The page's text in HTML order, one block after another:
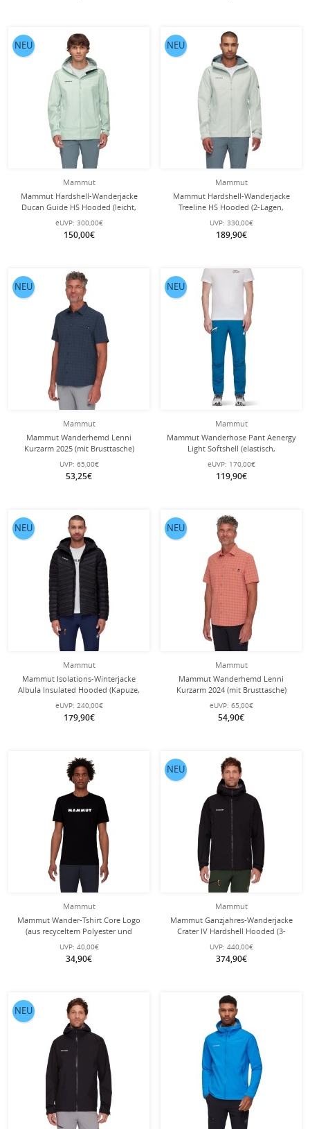
Mammut
Mammut Hardshell-Wanderjacke
Ducan Guide HS Hooded (leicht,
wasserdicht, 3-Lagen-Laminat) mint
Herren
eUVP: 300,00€
150,00€
NEU
Mammut
Mammut Hardshell-Wanderjacke
Treeline HS Hooded (2-Lagen,
wasserdicht, winddicht) silber/grau
Herren
UVP: 330,00€
189,90€
NEU
Mammut
Mammut Wanderhemd Lenni
Kurzarm 2025 (mit Brusttasche)
navyblau Herren
UVP: 65,00€
53,25€
NEU
Mammut
Mammut Wanderhose Pant Aenergy
Light Softshell (elastisch,
wasserabweisend) lang deepblau
Herren
eUVP: 170,00€
119,90€
NEU
Mammut
Mammut Isolations-Winterjacke
Albula Insulated Hooded (Kapuze,
sehr leicht, PFC-frei) schwarz Herren
eUVP: 240,00€
179,90€
NEU
Mammut
Mammut Wanderhemd Lenni
Kurzarm 2024 (mit Brusttasche)
ziegelsteinrot/schwarz Herren
eUVP: 65,00€
54,90€
NEU
Mammut
Mammut Wander-Tshirt Core Logo
(aus recyceltem Polyester und
organischer Baumwolle) schwarz
Herren
UVP: 40,00€
34,90€
Mammut
Mammut Ganzjahres-Wanderjacke
Crater IV Hardshell Hooded (3-
Lagen, wasserdicht, strapazierfähig)
schwarz Herren
UVP: 440,00€
374,90€
NEU
NEU